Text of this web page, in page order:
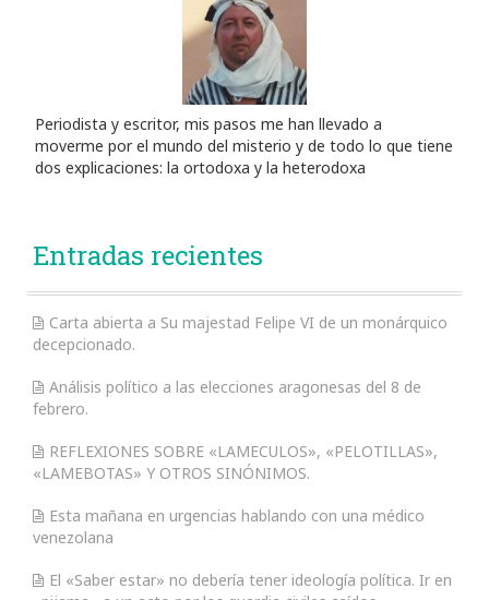
Periodista y escritor, mis pasos me han llevado a
moverme por el mundo del misterio y de todo lo que tiene
dos explicaciones: la ortodoxa y la heterodoxa
Entradas recientes
Carta abierta a Su majestad Felipe VI de un monárquico
decepcionado.
Análisis político a las elecciones aragonesas del 8 de
febrero.
REFLEXIONES SOBRE «LAMECULOS», «PELOTILLAS»,
«LAMEBOTAS» Y OTROS SINÓNIMOS.
Esta mañana en urgencias hablando con una médico
venezolana
El «Saber estar» no debería tener ideología política. Ir en